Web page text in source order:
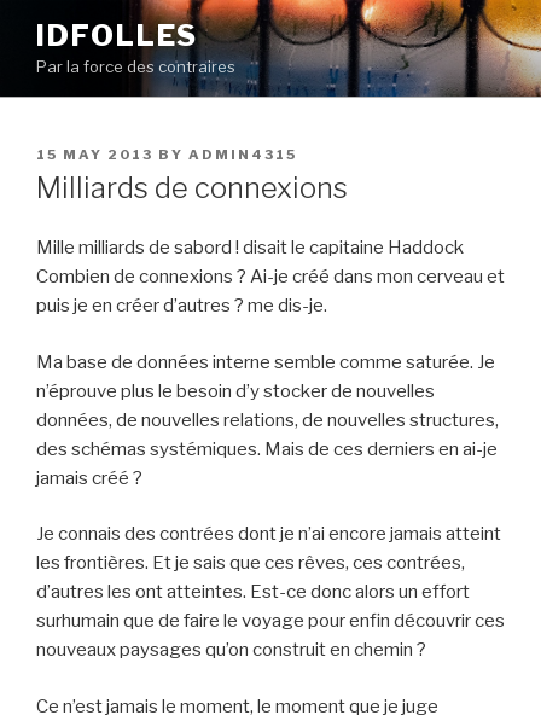
content
IDFOLLES
Par la force des contraires
POSTED
ON
15 MAY 2013 BY ADMIN4315
Milliards de connexions
Mille milliards de sabord ! disait le capitaine Haddock
Combien de connexions ? Ai-je créé dans mon cerveau et
puis je en créer d’autres ? me dis-je.
Ma base de données interne semble comme saturée. Je
n’éprouve plus le besoin d’y stocker de nouvelles
données, de nouvelles relations, de nouvelles structures,
des schémas systémiques. Mais de ces derniers en ai-je
jamais créé ?
Je connais des contrées dont je n’ai encore jamais atteint
les frontières. Et je sais que ces rêves, ces contrées,
d’autres les ont atteintes. Est-ce donc alors un effort
surhumain que de faire le voyage pour enfin découvrir ces
nouveaux paysages qu’on construit en chemin ?
Ce n’est jamais le moment, le moment que je juge